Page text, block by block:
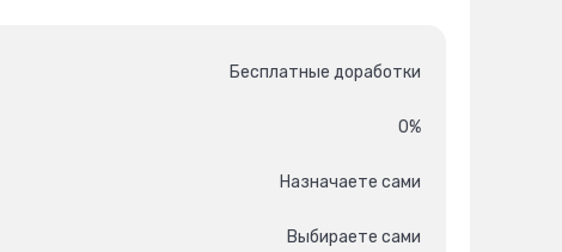
Бесплатные доработки
0%
Назначаете сами
Выбираете сами